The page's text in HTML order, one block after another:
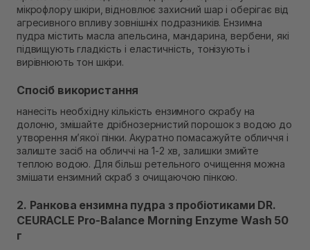
мікрофлору шкіри, відновлює захисний шар і оберігає від
агресивного впливу зовнішніх подразників. Ензимна
пудра містить масла апельсина, мандарина, вербени, які
підвищують гладкість і еластичність, тонізують і
вирівнюють тон шкіри.
Спосіб використання
нанесіть необхідну кількість ензимного скрабу на
долоню, змішайте дрібнозернистий порошок з водою до
утворення м’якої пінки. Акуратно помасажуйте обличчя і
залиште засіб на обличчі на 1-2 хв, залишки змийте
теплою водою. Для більш ретельного очищення можна
змішати ензимний скраб з очищаючою пінкою.
2. Ранкова ензимна пудра з пробіотиками DR.
CEURACLE Pro-Balance Morning Enzyme Wash 50
г